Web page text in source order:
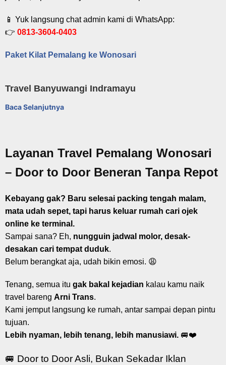
📱 Yuk langsung chat admin kami di WhatsApp:
👉 0813-3604-0403
Paket Kilat Pemalang ke Wonosari
Travel Banyuwangi Indramayu
Baca Selanjutnya
Layanan Travel Pemalang Wonosari
– Door to Door Beneran Tanpa Repot
Kebayang gak? Baru selesai packing tengah malam,
mata udah sepet, tapi harus keluar rumah cari ojek
online ke terminal.
Sampai sana? Eh, nungguin jadwal molor, desak-
desakan cari tempat duduk.
Belum berangkat aja, udah bikin emosi. 😩
Tenang, semua itu gak bakal kejadian kalau kamu naik
travel bareng Arni Trans.
Kami jemput langsung ke rumah, antar sampai depan pintu
tujuan.
Lebih nyaman, lebih tenang, lebih manusiawi. 🚐❤️
🚐 Door to Door Asli, Bukan Sekadar Iklan